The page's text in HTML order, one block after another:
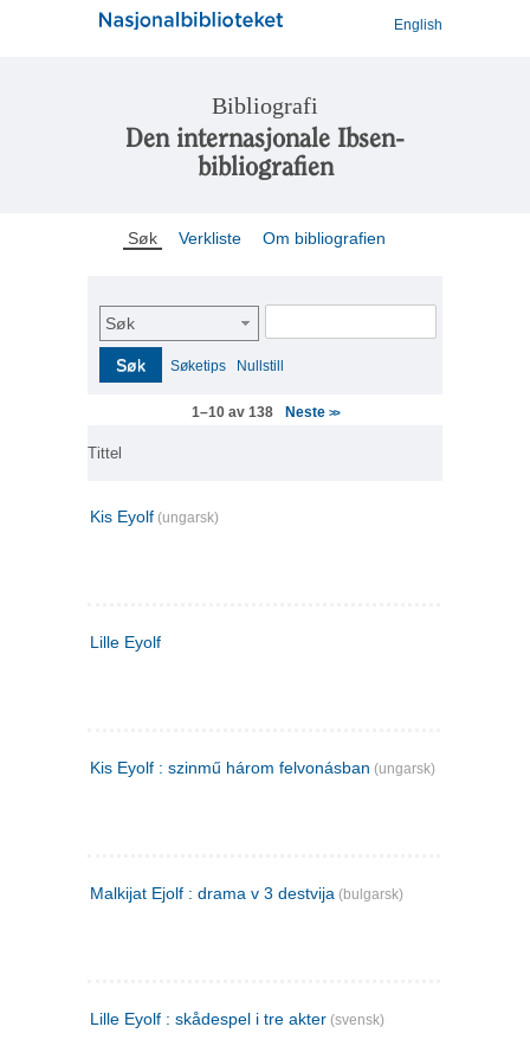
English
Bibliografi
Den internasjonale Ibsen-
bibliografien
Søk Verkliste Om bibliografien
Søk
Søk Søketips Nullstill
1–10 av 138 Neste >>
Tittel
Kis Eyolf (ungarsk)
Lille Eyolf
Kis Eyolf : szinmű három felvonásban (ungarsk)
Malkijat Ejolf : drama v 3 destvija (bulgarsk)
Lille Eyolf : skådespel i tre akter (svensk)